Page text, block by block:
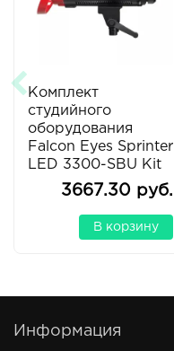
Комплект
студийного
оборудования
Falcon Eyes Sprinter
LED 3300-SBU Kit
3667.30 руб.
В корзину
Информация